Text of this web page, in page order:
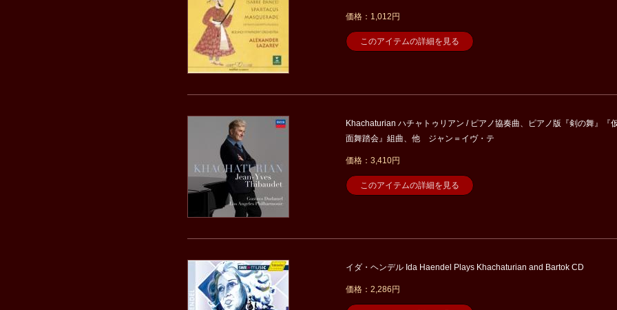
価格：1,012円
このアイテムの詳細を見る
Khachaturian ハチャトゥリアン / ピアノ協奏曲、ピアノ版『剣の舞』『
面舞踏会』組曲、他 ジャン＝イヴ・テ
価格：3,410円
このアイテムの詳細を見る
イダ・ヘンデル Ida Haendel Plays Khachaturian and Bartok CD
価格：2,286円